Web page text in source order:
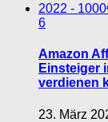
6
Amazon
Einsteiger
verdienen
23. März